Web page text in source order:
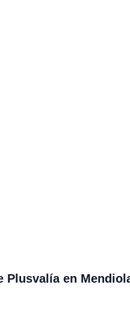
Plusvalía en